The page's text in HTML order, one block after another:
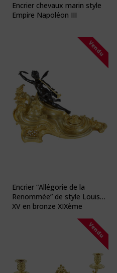
Encrier chevaux marin style
Empire Napoléon III
Vendu
Encrier “Allégorie de la
Renommée” de style Louis
XV en bronze XIXème
Vendu